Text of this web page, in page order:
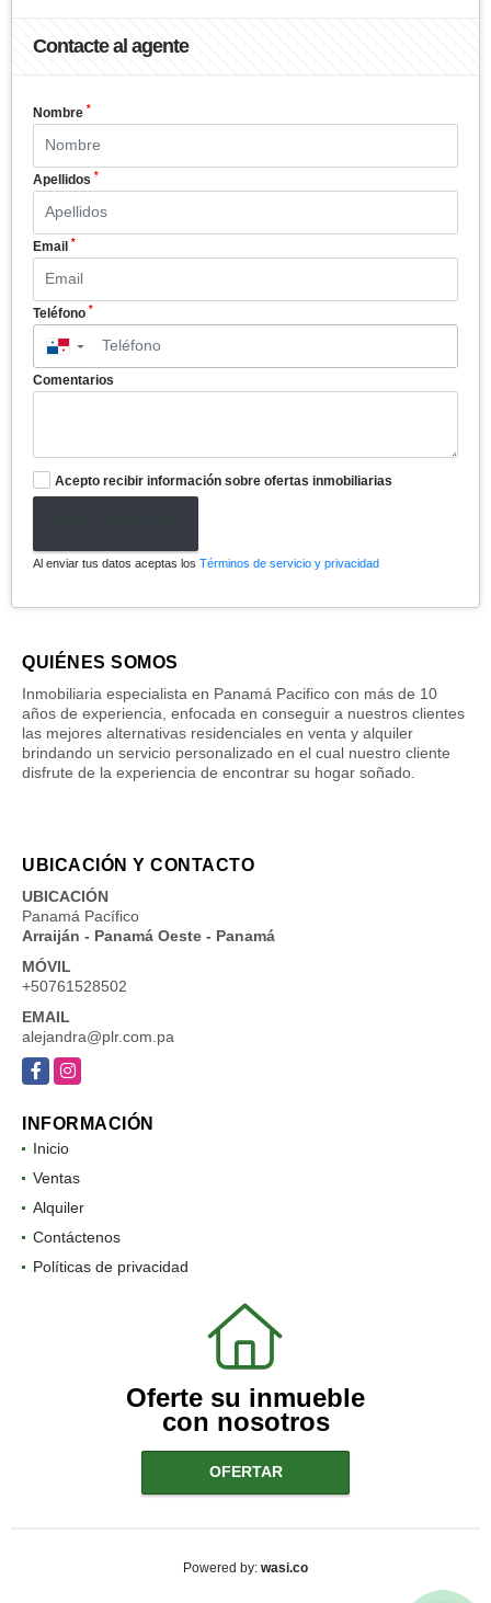
Contacte al agente
Nombre *
Apellidos *
Email *
Teléfono *
▼
Comentarios
Acepto recibir información sobre ofertas inmobiliarias
Al enviar tus datos aceptas los Términos de servicio y privacidad
QUIÉNES SOMOS
Inmobiliaria especialista en Panamá Pacifico con más de 10
años de experiencia, enfocada en conseguir a nuestros clientes
las mejores alternativas residenciales en venta y alquiler
brindando un servicio personalizado en el cual nuestro cliente
disfrute de la experiencia de encontrar su hogar soñado.
UBICACIÓN Y CONTACTO
UBICACIÓN
Panamá Pacífico
Arraiján - Panamá Oeste - Panamá
MÓVIL
+50761528502
EMAIL
alejandra@plr.com.pa
FacebookInstagram
INFORMACIÓN
Inicio
Ventas
Alquiler
Contáctenos
Políticas de privacidad
Oferte su inmueble
con nosotros
OFERTAR
Powered by: wasi.co